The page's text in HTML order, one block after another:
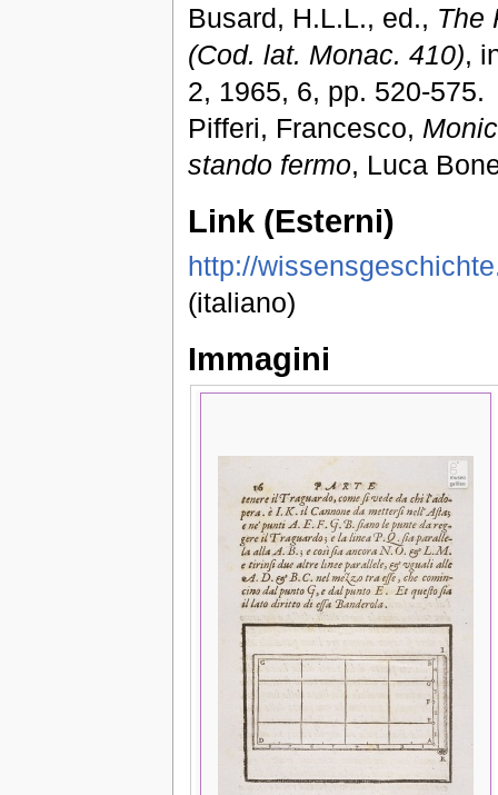
Busard, H.L.L., ed., The
(Cod. lat. Monac. 410),
2, 1965, 6, pp. 520-575.
Pifferi, Francesco,
stando fermo, Luca
Link (Esterni)
http://
(italiano)
Immagini